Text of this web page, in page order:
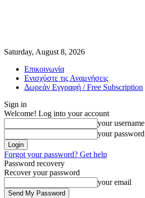
Saturday, August 8, 2026
Επικοινωνία
Ενισχύστε τις Αναμνήσεις
Δωρεάν Εγγραφή / Free Subscription
Sign in
Welcome! Log into your account
your username
your password
Forgot your password? Get help
Password recovery
Recover your password
your email